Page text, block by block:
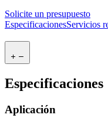
Solicite un presupuesto
EspecificacionesServicios
Especificaciones
Aplicación